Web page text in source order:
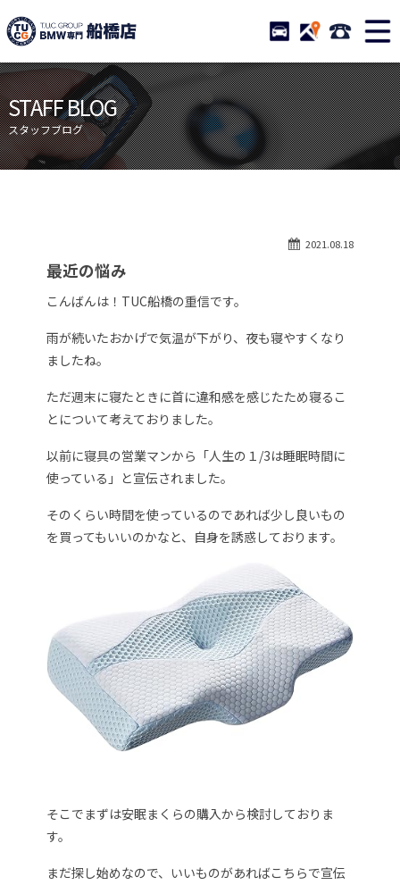
TUCグループ BMW専門 船
STOCK ACCESS 047-
ニュース
在庫リスト
目玉車両一覧
店舗紹介
保証＆サービス
アクセスマップ
自動車保険
会社概要
STAFF BLOG
スタッフブログ
2021.08.18
最近の悩み
こんばんは！TUC船橋の重信です。
雨が続いたおかげで気温が下がり、夜も寝やすくなり
ましたね。
ただ週末に寝たときに首に違和感を感じたため寝るこ
とについて考えておりました。
以前に寝具の営業マンから「人生の１/3は睡眠時間に
使っている」と宣伝されました。
そのくらい時間を使っているのであれば少し良いもの
を買ってもいいのかなと、自身を誘惑しております。
そこでまずは安眠まくらの購入から検討しておりま
す。
まだ探し始めなので、いいものがあればこちらで宣伝